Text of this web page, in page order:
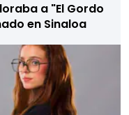
a "El Gordo
en Sinaloa